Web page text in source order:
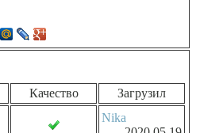
Качество
Загрузил
Nika